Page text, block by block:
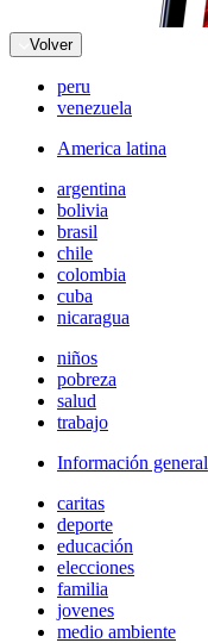
Volver
peru
venezuela
America latina
argentina
bolivia
brasil
chile
colombia
cuba
nicaragua
niños
pobreza
salud
trabajo
Información general
caritas
deporte
educación
elecciones
familia
jovenes
medio ambiente